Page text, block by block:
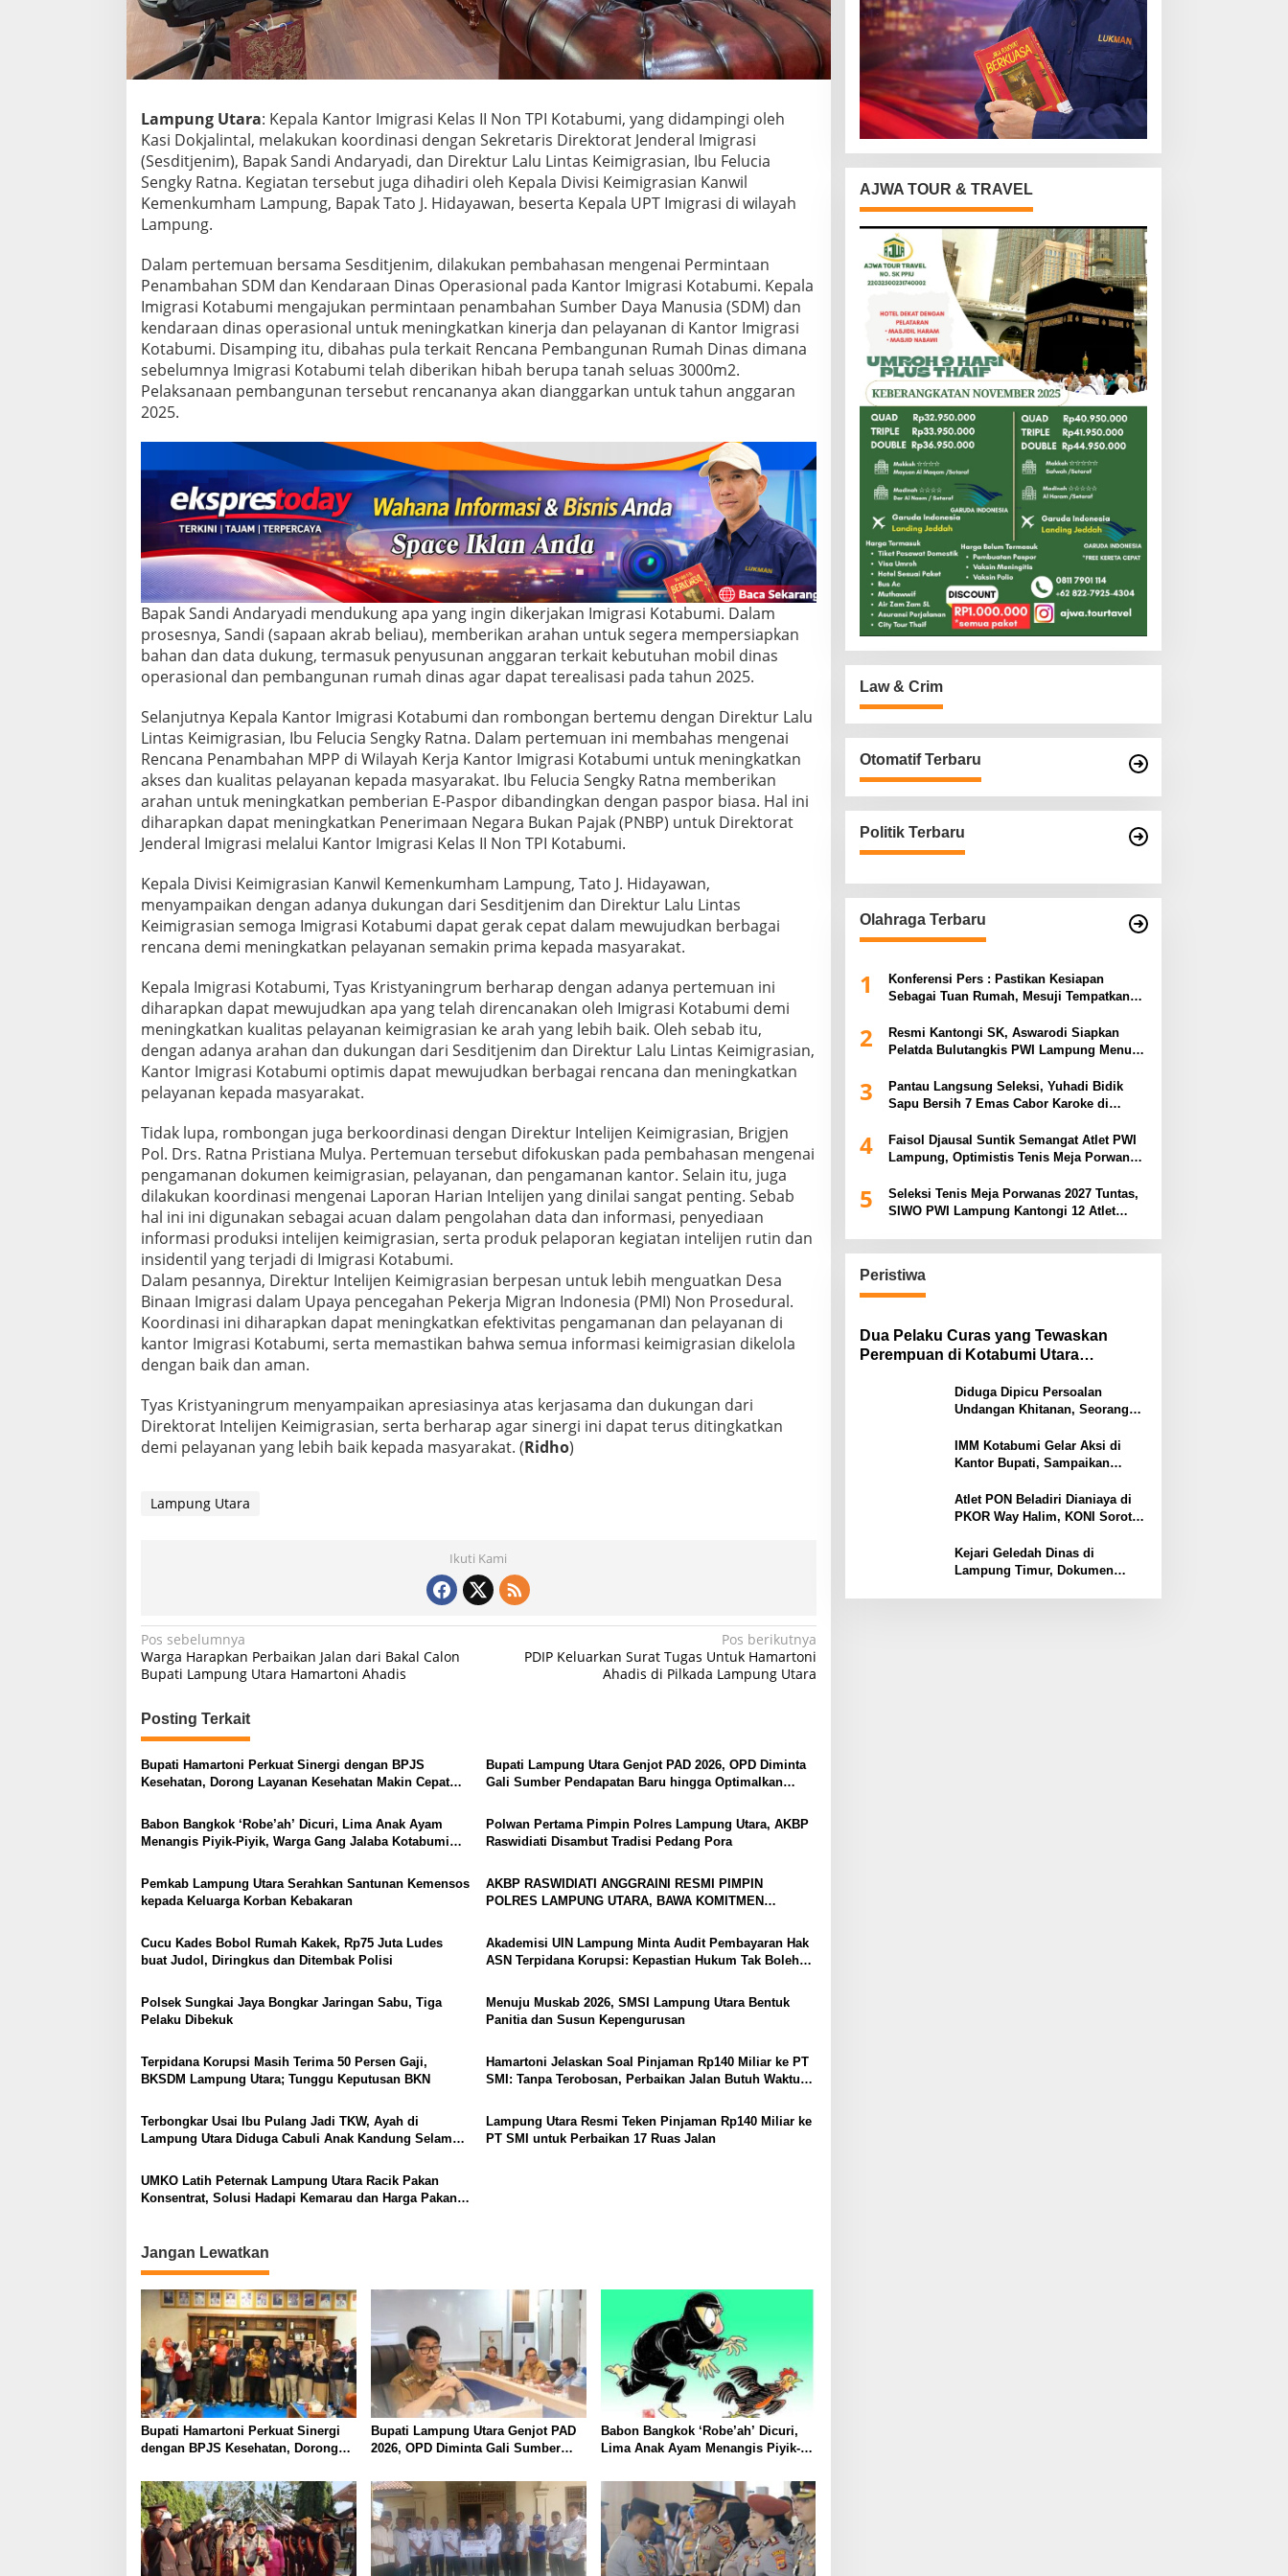
d
a
k
a
o
r
d
a
d
e
g
a
n
S
e
a
r
i
s
D
i
r
e
k
o
r
a
J
n
d
e
r
a
I
i
g
r
s
,
D
i
e
k
t
r
L
a
u
L
i
n
t
a
s
K
g
r
a
s
e
t
o
n
t
l
n
K
i
m
r
i
a
Lampung Utara: Kepala Kantor Imigrasi Kelas II Non TPI Kotabumi, yang didampingi oleh
Kasi Dokjalintal, melakukan koordinasi dengan Sekretaris Direktorat Jenderal Imigrasi
(Sesditjenim), Bapak Sandi Andaryadi, dan Direktur Lalu Lintas Keimigrasian, Ibu Felucia
Sengky Ratna. Kegiatan tersebut juga dihadiri oleh Kepala Divisi Keimigrasian Kanwil
Kemenkumham Lampung, Bapak Tato J. Hidayawan, beserta Kepala UPT Imigrasi di wilayah
Lampung.
Dalam pertemuan bersama Sesditjenim, dilakukan pembahasan mengenai Permintaan
Penambahan SDM dan Kendaraan Dinas Operasional pada Kantor Imigrasi Kotabumi. Kepala
Imigrasi Kotabumi mengajukan permintaan penambahan Sumber Daya Manusia (SDM) dan
kendaraan dinas operasional untuk meningkatkan kinerja dan pelayanan di Kantor Imigrasi
Kotabumi. Disamping itu, dibahas pula terkait Rencana Pembangunan Rumah Dinas dimana
sebelumnya Imigrasi Kotabumi telah diberikan hibah berupa tanah seluas 3000m2.
Pelaksanaan pembangunan tersebut rencananya akan dianggarkan untuk tahun anggaran
2025.
Bapak Sandi Andaryadi mendukung apa yang ingin dikerjakan Imigrasi Kotabumi. Dalam
prosesnya, Sandi (sapaan akrab beliau), memberikan arahan untuk segera mempersiapkan
bahan dan data dukung, termasuk penyusunan anggaran terkait kebutuhan mobil dinas
operasional dan pembangunan rumah dinas agar dapat terealisasi pada tahun 2025.
Selanjutnya Kepala Kantor Imigrasi Kotabumi dan rombongan bertemu dengan Direktur Lalu
Lintas Keimigrasian, Ibu Felucia Sengky Ratna. Dalam pertemuan ini membahas mengenai
Rencana Penambahan MPP di Wilayah Kerja Kantor Imigrasi Kotabumi untuk meningkatkan
akses dan kualitas pelayanan kepada masyarakat. Ibu Felucia Sengky Ratna memberikan
arahan untuk meningkatkan pemberian E-Paspor dibandingkan dengan paspor biasa. Hal ini
diharapkan dapat meningkatkan Penerimaan Negara Bukan Pajak (PNBP) untuk Direktorat
Jenderal Imigrasi melalui Kantor Imigrasi Kelas II Non TPI Kotabumi.
Kepala Divisi Keimigrasian Kanwil Kemenkumham Lampung, Tato J. Hidayawan,
menyampaikan dengan adanya dukungan dari Sesditjenim dan Direktur Lalu Lintas
Keimigrasian semoga Imigrasi Kotabumi dapat gerak cepat dalam mewujudkan berbagai
rencana demi meningkatkan pelayanan semakin prima kepada masyarakat.
Kepala Imigrasi Kotabumi, Tyas Kristyaningrum berharap dengan adanya pertemuan ini
diharapkan dapat mewujudkan apa yang telah direncanakan oleh Imigrasi Kotabumi demi
meningkatkan kualitas pelayanan keimigrasian ke arah yang lebih baik. Oleh sebab itu,
dengan adanya arahan dan dukungan dari Sesditjenim dan Direktur Lalu Lintas Keimigrasian,
Kantor Imigrasi Kotabumi optimis dapat mewujudkan berbagai rencana dan meningkatkan
pelayanan kepada masyarakat.
Tidak lupa, rombongan juga berkoordinasi dengan Direktur Intelijen Keimigrasian, Brigjen
Pol. Drs. Ratna Pristiana Mulya. Pertemuan tersebut difokuskan pada pembahasan mengenai
pengamanan dokumen keimigrasian, pelayanan, dan pengamanan kantor. Selain itu, juga
dilakukan koordinasi mengenai Laporan Harian Intelijen yang dinilai sangat penting. Sebab
hal ini ini digunakan sebagai acuan dalam pengolahan data dan informasi, penyediaan
informasi produksi intelijen keimigrasian, serta produk pelaporan kegiatan intelijen rutin dan
insidentil yang terjadi di Imigrasi Kotabumi.
Dalam pesannya, Direktur Intelijen Keimigrasian berpesan untuk lebih menguatkan Desa
Binaan Imigrasi dalam Upaya pencegahan Pekerja Migran Indonesia (PMI) Non Prosedural.
Koordinasi ini diharapkan dapat meningkatkan efektivitas pengamanan dan pelayanan di
kantor Imigrasi Kotabumi, serta memastikan bahwa semua informasi keimigrasian dikelola
dengan baik dan aman.
Tyas Kristyaningrum menyampaikan apresiasinya atas kerjasama dan dukungan dari
Direktorat Intelijen Keimigrasian, serta berharap agar sinergi ini dapat terus ditingkatkan
demi pelayanan yang lebih baik kepada masyarakat. (Ridho)
Lampung Utara
Ikuti Kami
N
a
i
g
a
i
o
s
Pos sebelumnya
Warga Harapkan Perbaikan Jalan dari Bakal Calon
Bupati Lampung Utara Hamartoni Ahadis
Pos berikutnya
PDIP Keluarkan Surat Tugas Untuk Hamartoni
Ahadis di Pilkada Lampung Utara
Posting Terkait
Bupati Hamartoni Perkuat Sinergi dengan BPJS
Kesehatan, Dorong Layanan Kesehatan Makin Cepat
Bupati Lampung Utara Genjot PAD 2026, OPD Diminta
Gali Sumber Pendapatan Baru hingga Optimalkan
Babon Bangkok ‘Robe’ah’ Dicuri, Lima Anak Ayam
Menangis Piyik-Piyik, Warga Gang Jalaba Kotabumi
Polwan Pertama Pimpin Polres Lampung Utara, AKBP
Raswidiati Disambut Tradisi Pedang Pora
Pemkab Lampung Utara Serahkan Santunan Kemensos
kepada Keluarga Korban Kebakaran
AKBP RASWIDIATI ANGGRAINI RESMI PIMPIN
POLRES LAMPUNG UTARA, BAWA KOMITMEN
Cucu Kades Bobol Rumah Kakek, Rp75 Juta Ludes
buat Judol, Diringkus dan Ditembak Polisi
Akademisi UIN Lampung Minta Audit Pembayaran Hak
ASN Terpidana Korupsi: Kepastian Hukum Tak Boleh
Polsek Sungkai Jaya Bongkar Jaringan Sabu, Tiga
Pelaku Dibekuk
Menuju Muskab 2026, SMSI Lampung Utara Bentuk
Panitia dan Susun Kepengurusan
Terpidana Korupsi Masih Terima 50 Persen Gaji,
BKSDM Lampung Utara; Tunggu Keputusan BKN
Hamartoni Jelaskan Soal Pinjaman Rp140 Miliar ke PT
SMI: Tanpa Terobosan, Perbaikan Jalan Butuh Waktu
Terbongkar Usai Ibu Pulang Jadi TKW, Ayah di
Lampung Utara Diduga Cabuli Anak Kandung Selama
Lampung Utara Resmi Teken Pinjaman Rp140 Miliar ke
PT SMI untuk Perbaikan 17 Ruas Jalan
UMKO Latih Peternak Lampung Utara Racik Pakan
Konsentrat, Solusi Hadapi Kemarau dan Harga Pakan
Jangan Lewatkan
Bupati Hamartoni Perkuat Sinergi
dengan BPJS Kesehatan, Dorong
dan Mudah
Bupati Lampung Utara Genjot PAD
2026, OPD Diminta Gali Sumber
Optimalkan PBB-P2
Babon Bangkok ‘Robe’ah’ Dicuri,
Lima Anak Ayam Menangis Piyik-
Heboh
AJWA TOUR & TRAVEL
Law & Crim
Otomatif Terbaru
Politik Terbaru
Olahraga Terbaru
1
Konferensi Pers : Pastikan Kesiapan
Sebagai Tuan Rumah, Mesuji Tempatkan
Piala Gubernur Lampung
2
Resmi Kantongi SK, Aswarodi Siapkan
Pelatda Bulutangkis PWI Lampung Menuju
3
Pantau Langsung Seleksi, Yuhadi Bidik
Sapu Bersih 7 Emas Cabor Karoke di
4
Faisol Djausal Suntik Semangat Atlet PWI
Lampung, Optimistis Tenis Meja Porwanas
5
Seleksi Tenis Meja Porwanas 2027 Tuntas,
SIWO PWI Lampung Kantongi 12 Atlet
Peristiwa
Dua Pelaku Curas yang Tewaskan
Perempuan di Kotabumi Utara
Diduga Dipicu Persoalan
Undangan Khitanan, Seorang
Tertembak
IMM Kotabumi Gelar Aksi di
Kantor Bupati, Sampaikan
Pemkab Lampung Utara
Atlet PON Beladiri Dianiaya di
PKOR Way Halim, KONI Soroti
Kawasan
Kejari Geledah Dinas di
Lampung Timur, Dokumen